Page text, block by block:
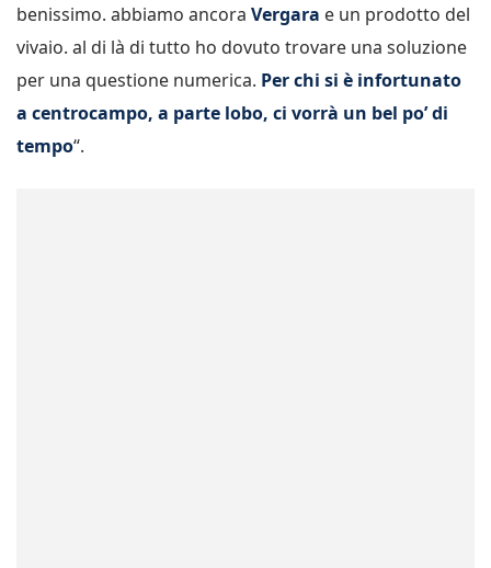
benissimo. abbiamo ancora Vergara e un prodotto del
vivaio. al di là di tutto ho dovuto trovare una soluzione
per una questione numerica. Per chi si è infortunato
a centrocampo, a parte lobo, ci vorrà un bel po’ di
tempo“.